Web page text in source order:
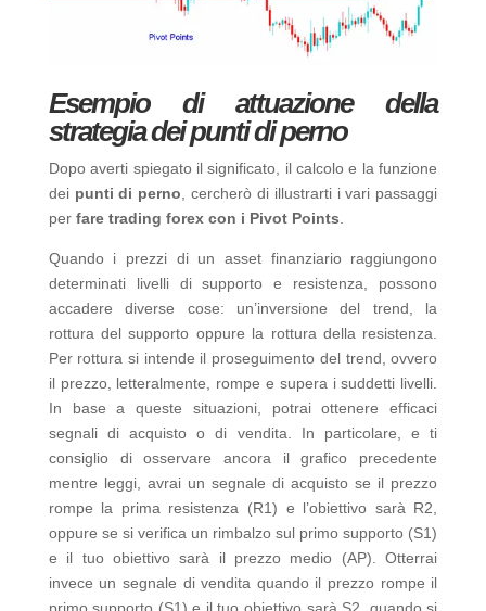
Esempio di attuazione della
strategia dei punti di perno
Dopo averti spiegato il significato, il calcolo e la funzione
dei punti di perno, cercherò di illustrarti i vari passaggi
per fare trading forex con i Pivot Points.
Quando i prezzi di un asset finanziario raggiungono
determinati livelli di supporto e resistenza, possono
accadere diverse cose: un’inversione del trend, la
rottura del supporto oppure la rottura della resistenza.
Per rottura si intende il proseguimento del trend, ovvero
il prezzo, letteralmente, rompe e supera i suddetti livelli.
In base a queste situazioni, potrai ottenere efficaci
segnali di acquisto o di vendita. In particolare, e ti
consiglio di osservare ancora il grafico precedente
mentre leggi, avrai un segnale di acquisto se il prezzo
rompe la prima resistenza (R1) e l’obiettivo sarà R2,
oppure se si verifica un rimbalzo sul primo supporto (S1)
e il tuo obiettivo sarà il prezzo medio (AP). Otterrai
invece un segnale di vendita quando il prezzo rompe il